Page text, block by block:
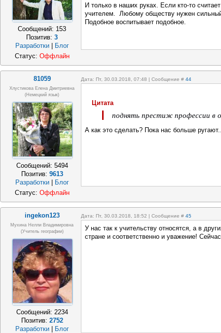
Сообщений: 153
Позитив:3
Разработки
Блог
И только в наших руках. Если кто-то
учителем. Любому обществу нужен
Подобное воспитывает подобное.
Статус: Оффлайн
81059 Дата: Пт, 30.03.2018, 07:48 | Сообщение # 44
Хлустикова Елена Дмитриевна
(немецкий язык)
Сообщений: 5494
Позитив: 9613
Разработки
Блог
Цитата
поднять престиж профессии в
А как это сделать? Пока нас больше
Статус: Оффлайн
ingekon123 Дата: Пт, 30.03.2018, 18:52 | Сообщение # 45
Мухина Нелли Владимировна
(Учитель географии)
Сообщений: 2234
Позитив: 2752
Разработки
Блог
У нас так к учительству относятся, а в
стране и соответственно и уважение!